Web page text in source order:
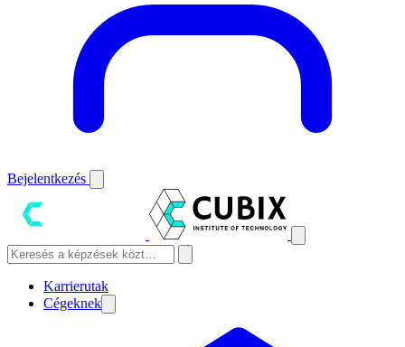
Bejelentkezés
Karrierutak
Cégeknek